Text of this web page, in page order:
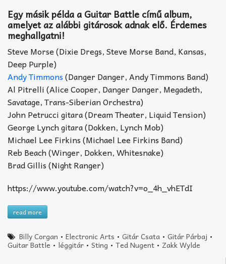
Egy másik példa a Guitar Battle című album,
amelyet az alábbi gitárosok adnak elő. Érdemes
meghallgatni!
Steve Morse (Dixie Dregs, Steve Morse Band, Kansas,
Deep Purple)
Andy Timmons(Danger Danger, Andy Timmons Band)
Al Pitrelli (Alice Cooper, Danger Danger, Megadeth,
Savatage, Trans-Siberian Orchestra)
John Petrucci gitara (Dream Theater, Liquid Tension)
George Lynch gitara (Dokken, Lynch Mob)
Michael Lee Firkins (Michael Lee Firkins Band)
Reb Beach (Winger, Dokken, Whitesnake)
Brad Gillis (Night Ranger)
https://www.youtube.com/watch?v=o_4h_vhETdI
read more
Billy Corgan •Electronic Arts •Gitár Csata •Gitár Párbaj •
Guitar Battle • léggitár • Sting • Ted Nugent • Zakk Wylde